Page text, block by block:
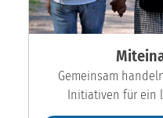
Gemeinsam
Initiativen für ein